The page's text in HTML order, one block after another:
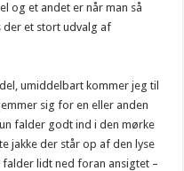
og et andet er når man så
der et stort udvalg af
umiddelbart kommer jeg til
sig for en eller anden
falder godt ind i den mørke
jakke der står op af den lyse
falder lidt ned foran ansigtet –